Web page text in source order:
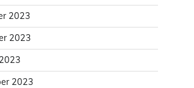
2023
2023
2023